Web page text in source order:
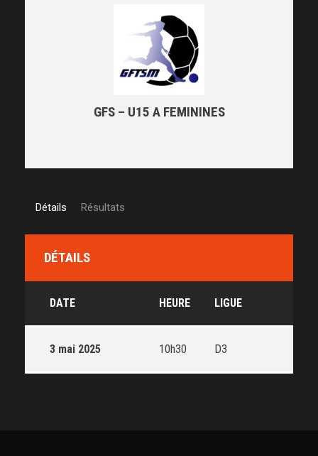
GFS – U15 A FEMININES
Détails Résultats
DÉTAILS
DATE HEURE LIGUE
3 mai 2025 10h30 D3